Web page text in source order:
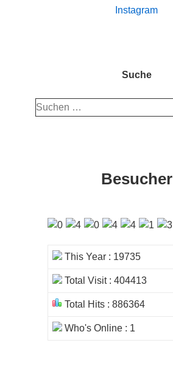
Instagram
Suche
nach:
Besucher
This Year : 19735
Total Visit : 404413
Total Hits : 886364
Who's Online : 1